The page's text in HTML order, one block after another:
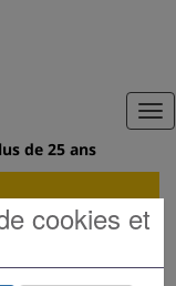
cookies et
de 25 ans